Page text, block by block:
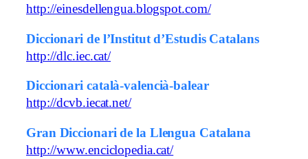
http://einesdellengua.blogspot.com/
Diccionari de l’Institut d’Estudis Catalans
http://dlc.iec.cat/
Diccionari català-valencià-balear
http://dcvb.iecat.net/
Gran Diccionari de la Llengua Catalana
http://www.enciclopedia.cat/